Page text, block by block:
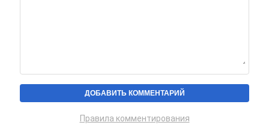
Правила комментирования